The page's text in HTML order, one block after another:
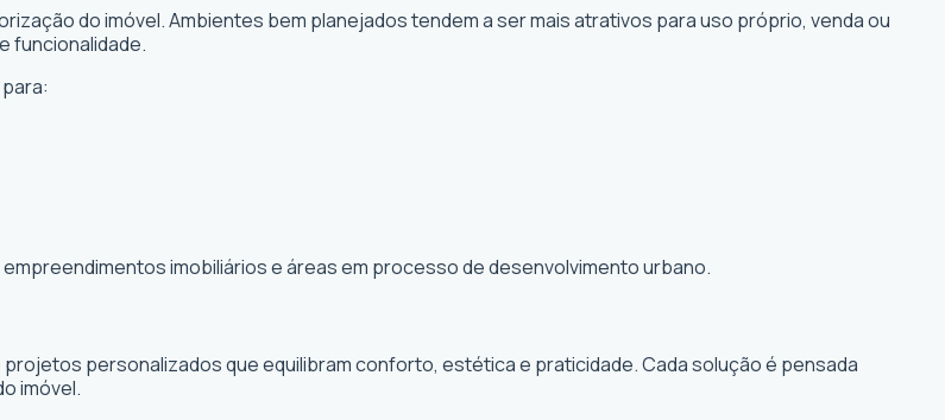
do imóvel. Ambientes bem planejados tendem a ser mais atrativos para uso próprio, venda ou
funcionalidade.
imobiliários e áreas em processo de desenvolvimento urbano.
personalizados que equilibram conforto, estética e praticidade. Cada solução é pensada
imóvel.